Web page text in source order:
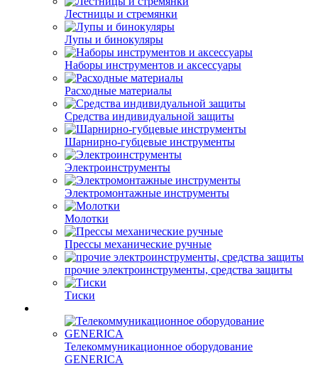
Лестницы и стремянки
Лупы и бинокуляры
Наборы инструментов и аксессуары
Расходные материалы
Средства индивидуальной защиты
Шарнирно-губцевые инструменты
Электроинструменты
Электромонтажные инструменты
Молотки
Прессы механические ручные
прочие электроинструменты, средства защиты
Тиски
Телекоммуникационное оборудование
GENERICA